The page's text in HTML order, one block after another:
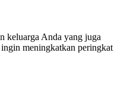
keluarga Anda yang juga
meningkatkan peringkat